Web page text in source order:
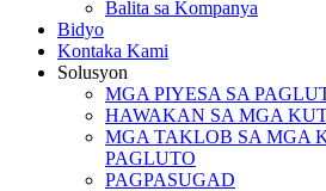
Balita sa Kompanya
Bidyo
Kontaka Kami
Solusyon
MGA PIYESA SA
HAWAKAN SA MGA
MGA TAKLOB SA MGA
PAGLUTO
PAGPASUGAD